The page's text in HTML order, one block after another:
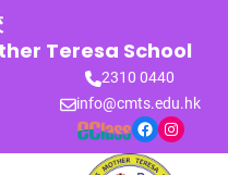
Teresa School
2310 0440
info@cmts.edu.hk
Facebook Instagram